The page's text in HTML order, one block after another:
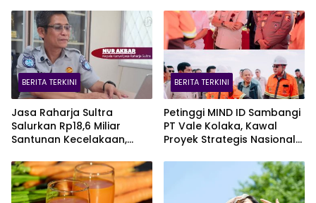
BERITA TERKINI
Jasa Raharja Sultra
Salurkan Rp18,6 Miliar
Santunan Kecelakaan,
Terbanyak
BERITA TERKINI
Petinggi MIND ID Sambangi
PT Vale Kolaka, Kawal
Proyek Strategis Nasional